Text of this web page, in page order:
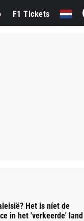
F1 Tickets
Het is níet de
in het 'verkeerde' land